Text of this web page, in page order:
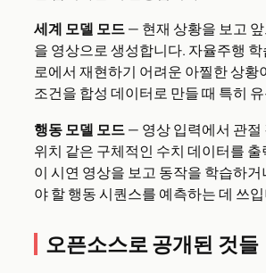
세계 모델 모드— 현재 상황을 보고
을 영상으로 생성합니다. 자율주행
로에서 재현하기 어려운 아찔한 상황
조건을 합성 데이터로 만들 때 특히
행동 모델 모드— 영상 입력에서 관절
위치 같은 구체적인 수치 데이터를
이 시연 영상을 보고 동작을 학습하거
야 할 행동 시퀀스를 예측하는 데 쓰
오픈소스로 공개된 것들